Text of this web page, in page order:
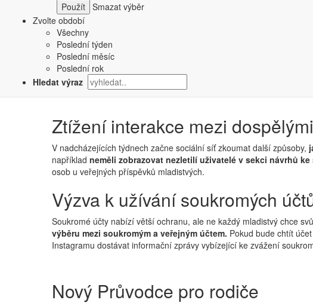
Smazat výběr
Zvolte období
Všechny
Poslední týden
Poslední měsíc
Poslední rok
Hledat výraz
Bezpečnostní upozornění u
Instagram také hodlá nezletilým zasílat bezpečnostní upozornění při
který napříkladposílá velké množství žádostí o sledování nebo
měla být v některých zemích dostupná již během měsíce března.
sdílení fotografií, videí a osobních informací s osobami, které neznají.
Ztížení interakce mezi
V nadcházejících týdnech začne sociální síť zkoumat další způsoby,
například neměli zobrazovat nezletilí uživatelé v sekci návrhů
osob u veřejných příspěvků mladistvých.
Výzva k užívání soukromých
Soukromé účty nabízí větší ochranu, ale ne každý mladistvý chce
výběru mezi soukromým a veřejným účtem. Pokud bude chtít
Instagramu dostávat informační zprávy vybízející ke zvážení
Nový Průvodce pro rodiče